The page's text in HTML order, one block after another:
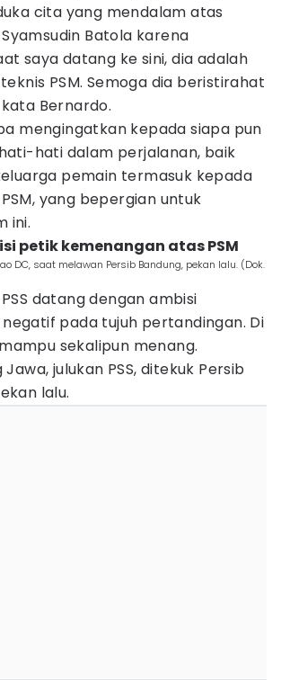
cita yang mendalam atas
Batola karena
saya datang ke sini, dia adalah
PSM. Semoga dia beristirahat
Bernardo.
mengingatkan kepada siapa pun
hati dalam perjalanan, baik
pemain termasuk kepada
yang bepergian untuk
ini.
petik kemenangan atas PSM
DC, saat melawan Persib Bandung, pekan lalu. (Dok.
datang dengan ambisi
pada tujuh pertandingan. Di
sekalipun menang.
julukan PSS, ditekuk Persib
lalu.